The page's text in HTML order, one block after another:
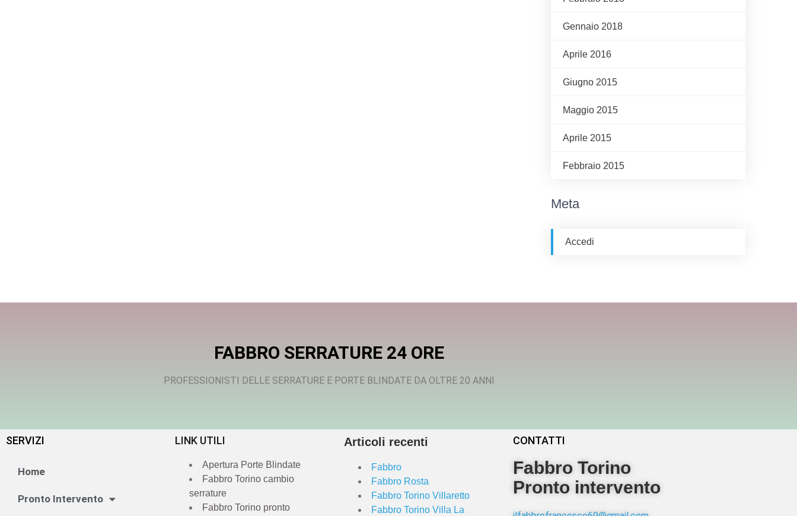
Gennaio 2018
Aprile 2016
Giugno 2015
Maggio 2015
Aprile 2015
Febbraio 2015
Meta
Accedi
FABBRO SERRATURE 24 ORE
PROFESSIONISTI DELLE SERRATURE E PORTE BLINDATE DA OLTRE 20 ANNI
SERVIZI
Home
Pronto Intervento
LINK UTILI
Apertura Porte Blindate
Fabbro Torino cambio
serrature
Fabbro Torino pronto
Articoli recenti
Fabbro
Fabbro Rosta
Fabbro Torino Villaretto
Fabbro Torino Villa La
CONTATTI
Fabbro Torino
Pronto intervento